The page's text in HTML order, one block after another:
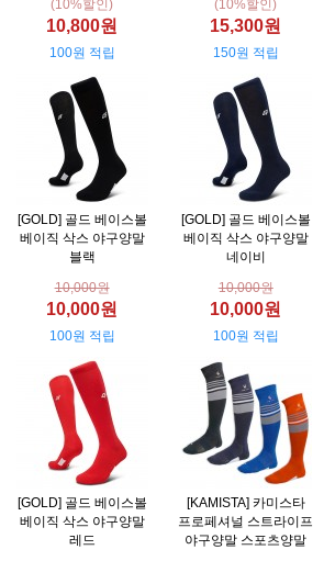
(10%할인)
10,800원
100원 적립
(10%할인)
15,300원
150원 적립
[GOLD] 골드 베이스볼
베이직 삭스 야구양말
블랙
10,000원
10,000원
100원 적립
[GOLD] 골드 베이스볼
베이직 삭스 야구양말
네이비
10,000원
10,000원
100원 적립
[GOLD] 골드 베이스볼
베이직 삭스 야구양말
레드
[KAMISTA] 카미스타
프로페셔널 스트라이프
야구양말 스포츠양말